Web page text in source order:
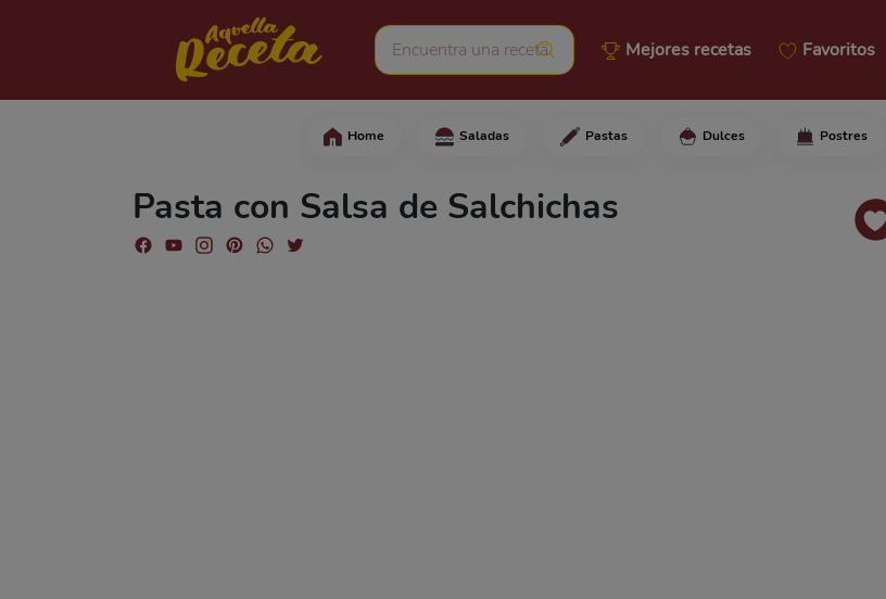
Mejores recetas Favoritos
Home Saladas Pastas Dulces Postres
Pasta con Salsa de Salchichas
Comienza cortando las salchichas por la